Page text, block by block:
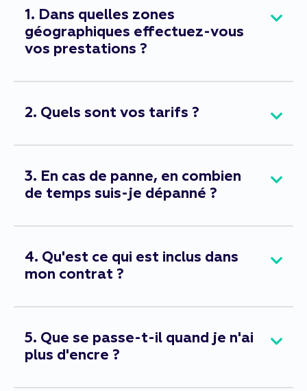
1. Dans quelles zones
géographiques effectuez-vous
vos prestations ?
2. Quels sont vos tarifs ?
3. En cas de panne, en combien
de temps suis-je dépanné ?
4. Qu'est ce qui est inclus dans
mon contrat ?
5. Que se passe-t-il quand je n'ai
plus d'encre ?